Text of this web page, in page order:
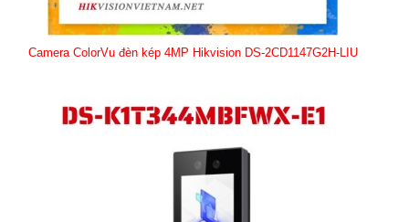
Camera ColorVu đèn kép 4MP Hikvision DS-2CD1147G2H-LIU